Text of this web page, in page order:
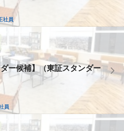
社員
ー候補】（東証スタンダー
員